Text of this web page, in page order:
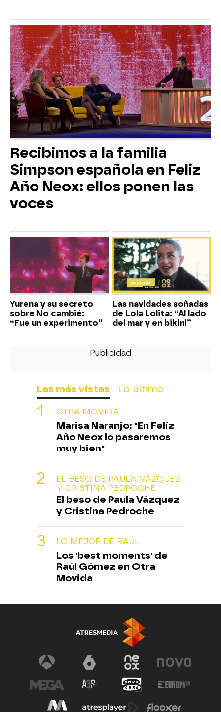
Recibimos a la familia
Simpson española en Feliz
Año Neox: ellos ponen las
voces
Yurena y su secreto
sobre No cambié:
“Fue un experimento”
Las navidades soñadas
de Lola Lolita: “Al lado
del mar y en bikini”
Las más vistas Lo último
OTRA MOVIDA
Marisa Naranjo: "En Feliz
Año Neox lo pasaremos
muy bien"
EL BESO DE PAULA VÁZQUEZ
Y CRISTINA PEDROCHE
El beso de Paula Vázquez
y Cristina Pedroche
LO MEJOR DE RAÚL
Los 'best moments' de
Raúl Gómez en Otra
Movida